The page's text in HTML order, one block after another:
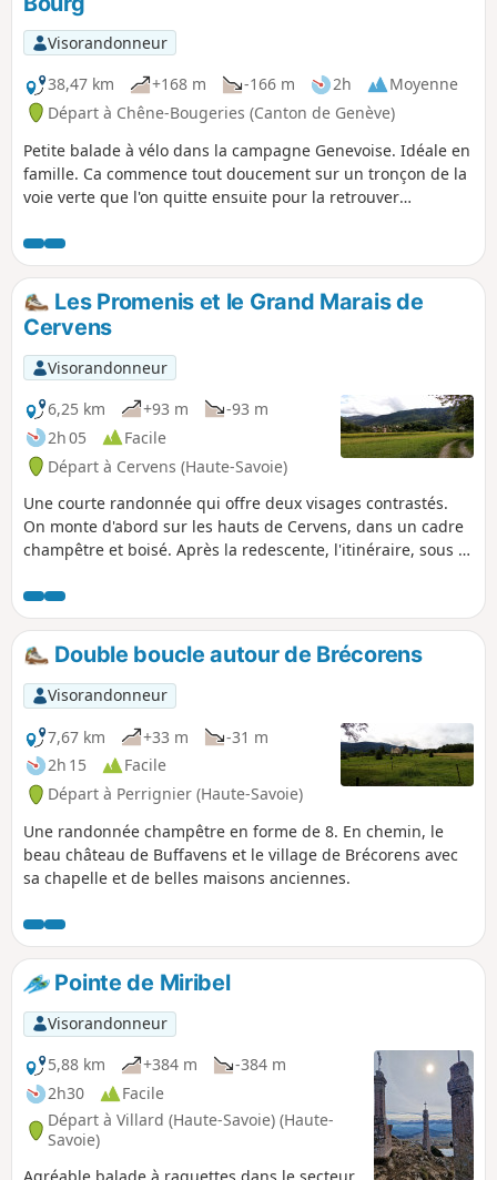
défavorable.
Visorandonneur
38,47 km
+168 m -166 m 2h
Moyenne
Départ à Chêne-Bougeries (Canton de Genève)
Petite balade à vélo dans la campagne Genevoise. Idéale en
famille. Ca commence tout doucement sur un tronçon de la
voie verte que l'on quitte ensuite pour la retrouver
Bourg puis on s’enfonce ensuite dans Champel, Bout du
Monde, Veyrier, avant de faire une belle boucle dans la
campagne. La randonnée rallie ensuite Thonex puis
Puplinge, Choulex et Vandoeuvres. S’armer de patience à la
fin, car les routes étant étroites, il est possible de se
retrouver face a des automobilistes dans des sens uniques.
Les Promenis et le Grand Marais de
Cervens
Visorandonneur
6,25 km
+93 m
-93 m
2h 05
Facile
Départ à Cervens (Haute-Savoie)
Une courte randonnée qui offre deux visages contrastés.
On monte d'abord sur les hauts de Cervens, dans un cadre
champêtre et boisé. Après la redescente, l'itinéraire, sous le
Double boucle autour de Brécorens
Visorandonneur
7,67 km
+33 m
-31 m
2h 15
Facile
Départ à Perrignier (Haute-Savoie)
Une randonnée champêtre en forme de 8. En chemin, le
beau château de Buffavens et le village de Brécorens avec
sa chapelle et de belles maisons anciennes.
Pointe de Miribel
Visorandonneur
5,88 km
+384 m
-384 m
2h30
Facile
Départ à Villard (Haute-Savoie) (Haute-
Savoie)